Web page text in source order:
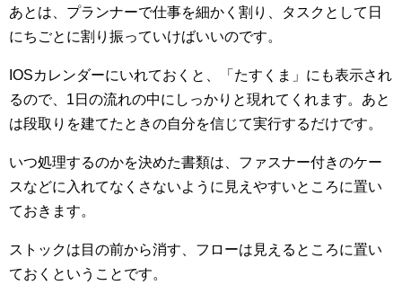
あとは、プランナーで仕事を細かく割り、タスクとして日
にちごとに割り振っていけばいいのです。
IOSカレンダーにいれておくと、「たすくま」にも表示され
るので、1日の流れの中にしっかりと現れてくれます。あと
は段取りを建てたときの自分を信じて実行するだけです。
いつ処理するのかを決めた書類は、ファスナー付きのケー
スなどに入れてなくさないように見えやすいところに置い
ておきます。
ストックは目の前から消す、フローは見えるところに置い
ておくということです。